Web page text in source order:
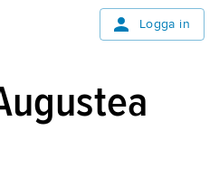
Logga in